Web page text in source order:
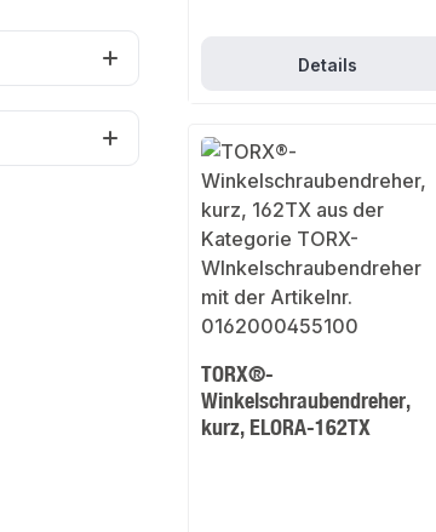
Details
TORX®-
Winkelschraubendreher,
kurz, ELORA-162TX